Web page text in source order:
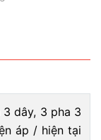
dây, 3 pha 3
áp / hiện tại